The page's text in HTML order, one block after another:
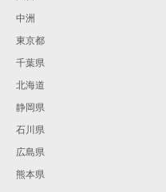
中洲
東京都
千葉県
北海道
静岡県
石川県
広島県
熊本県